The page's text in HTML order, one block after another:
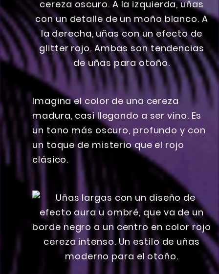
Imagina el color de una cereza
madura, casi llegando a ser vino. Es
un tono más oscuro, profundo y con
un toque de misterio que el rojo
clásico.